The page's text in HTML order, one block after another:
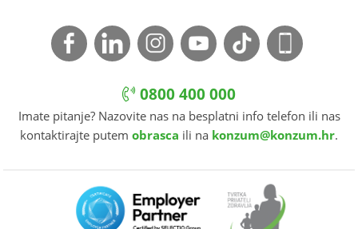
0800 400 000
Imate pitanje? Nazovite nas na besplatni info telefon ili nas
kontaktirajte putem obrasca ili na konzum@konzum.hr.